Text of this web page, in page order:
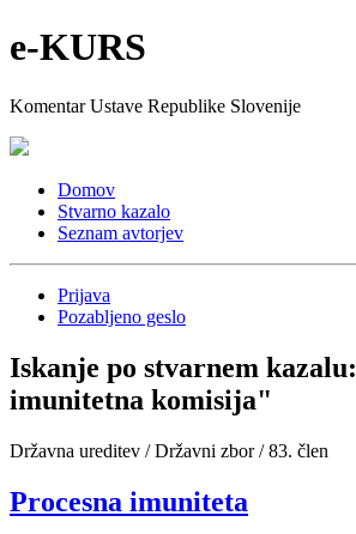
e-KURS
Komentar Ustave Republike Slovenije
Domov
Stvarno kazalo
Seznam avtorjev
Prijava
Pozabljeno geslo
Iskanje po stvarnem kazalu:
imunitetna komisija"
Državna ureditev / Državni zbor / 83. člen
Procesna imuniteta